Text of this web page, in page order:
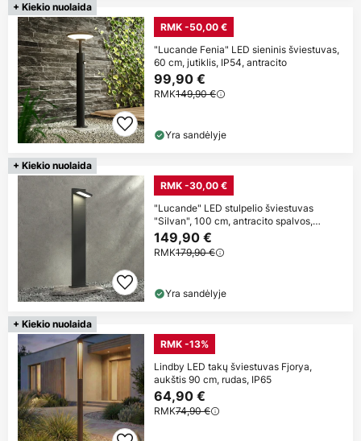
+ Kiekio nuolaida
RMK -50,00 €
"Lucande Fenia" LED sieninis šviestuvas,
60 cm, jutiklis, IP54, antracito
99,90 €
RMK149,90 €
Yra sandėlyje
+ Kiekio nuolaida
RMK -30,00 €
"Lucande" LED stulpelio šviestuvas
"Silvan", 100 cm, antracito spalvos,
metalas
149,90 €
RMK179,90 €
Yra sandėlyje
+ Kiekio nuolaida
RMK -13%
Lindby LED takų šviestuvas Fjorya,
aukštis 90 cm, rudas, IP65
64,90 €
RMK74,90 €